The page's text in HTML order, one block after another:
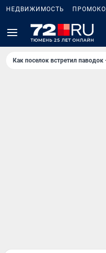
НЕДВИЖИМОСТЬ
Как поселок встретил